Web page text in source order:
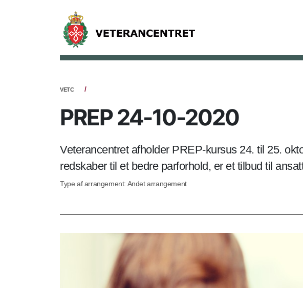
VETC
PREP 24-10-2020
Veterancentret afholder PREP-kursus 24. til 25.
redskaber til et bedre parforhold, er et tilbud til
Type af arrangement: Andet arrangement